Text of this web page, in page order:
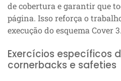
de cobertura e garantir que
página. Isso reforça o
execução do esquema Cover 3.
Exercícios específicos
cornerbacks e safeties